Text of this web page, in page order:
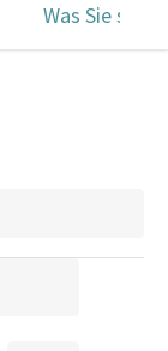
Was Sie